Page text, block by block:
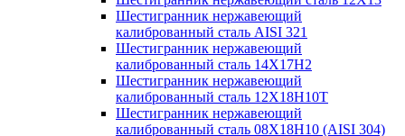
Шестигранник нержавеющий
калиброванный сталь AISI 321
Шестигранник нержавеющий
калиброванный сталь 14Х17Н2
Шестигранник нержавеющий
калиброванный сталь 12Х18Н10Т
Шестигранник нержавеющий
калиброванный сталь 08Х18Н10 (AISI 304)